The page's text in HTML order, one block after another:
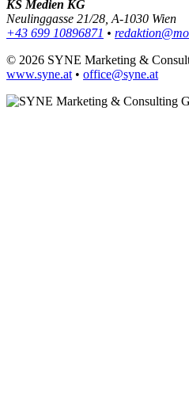
KS Medien KG
Neulinggasse 21/28, A-1030 Wien
+43 699 10896871 •
© 2026 SYNE Marketing &
www.syne.at • office@syne.at